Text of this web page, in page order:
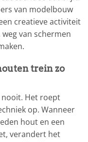
van modelbouw
creatieve activiteit
van schermen
trein zo
Het roept
op. Wanneer
hout en een
verandert het